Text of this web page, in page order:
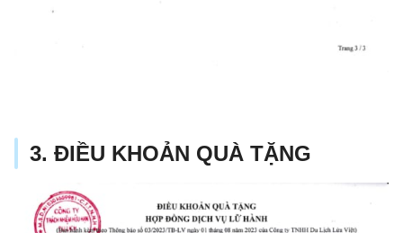
3. ĐIỀU KHOẢN QUÀ TẶNG